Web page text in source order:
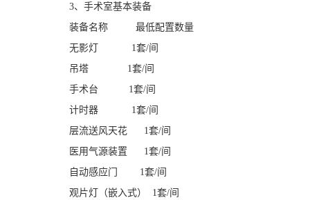
3、手术室基本装备
装备名称 最低配置数量
无影灯 1套/间
吊塔 1套/间
手术台 1套/间
计时器
1套/间
层流送风天花
1套/间
医用气源装置 1套/间
自动感应门 1套/间
观片灯（嵌入式） 1套/间